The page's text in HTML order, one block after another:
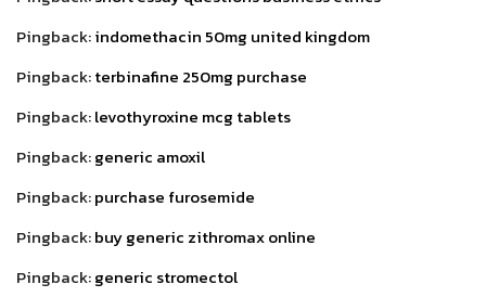
Pingback:indomethacin 50mg united kingdom
Pingback:terbinafine 250mg purchase
Pingback:levothyroxine mcg tablets
Pingback:generic amoxil
Pingback:purchase furosemide
Pingback:buy generic zithromax online
Pingback:generic stromectol